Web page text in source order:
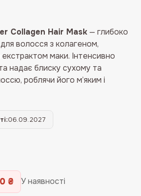
₴.
Collagen Hair Mask — глибоко
для волосся з колагеном,
екстрактом маки. Інтенсивно
надає блиску сухому та
роблячи його м’яким і
06.09.2027
₴ У наявності